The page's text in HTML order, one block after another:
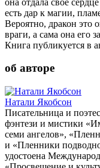
есть дар к магии,
Вероятно, дракон это
враги, а сама она его
Книга публикуется в
об авторе
Натали Якобсон
Писательница и
фэнтези и мистики
семи ангелов»,
и «Пленники
удостоена